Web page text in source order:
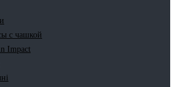
с чашкой
Impact